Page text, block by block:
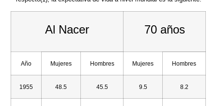
Al Nacer 70 años
Año Mujeres Hombres Mujeres Hombres
1955 48.5 45.5 9.5 8.2